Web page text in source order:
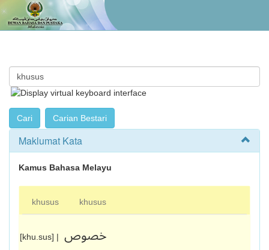
Maklumat Kata
Kamus Bahasa Melayu
khusus khusus
[khu.sus] | خصوص